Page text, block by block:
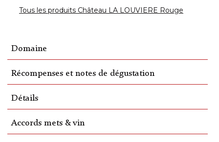
Tous les produits Château LA LOUVIERE Rouge
Domaine
Récompenses et notes de dégustation
Détails
Accords mets & vin